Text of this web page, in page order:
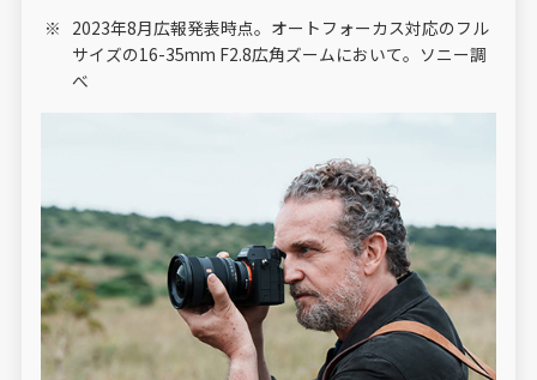
2023年8月広報発表時点。オートフォーカス対応のフル
サイズの16-35mm F2.8広角ズームにおいて。ソニー調
べ